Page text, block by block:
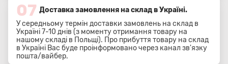
07 Доставка замовлення на склад в Україні.
У середньому термін доставки замовлень на склад в
Україні 7-10 днів (з моменту отримання товару на
нашому складі в Польщі). Про прибуття товару на склад
в Україні Вас буде проінформовано через канал зв'язку
пошта/вайбер.